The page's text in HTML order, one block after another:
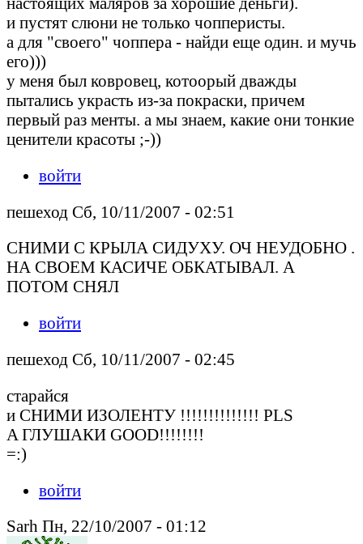
и пустят слюни не только чопперисты.
а для "своего" чоппера - найди еще один. и мучь
его)))
у меня был ковровец, котоорый дважды
пытались украсть из-за покраски, причем
первый раз менты. а мы знаем, какие они тонкие
ценители красоты ;-))
войти
пешеход Сб, 10/11/2007 - 02:51
СНИМИ С КРЫЛА СИДУХУ. ОЧ НЕУДОБНО .
НА СВОЕМ КАСИЧЕ ОБКАТЫВАЛ. А
ПОТОМ СНЯЛ
войти
пешеход Сб, 10/11/2007 - 02:45
старайся
и СНИМИ ИЗОЛЕНТУ !!!!!!!!!!!!!! PLS
A ГЛУШАКИ GOOD!!!!!!!!
=:)
войти
Sarh Пн, 22/10/2007 - 01:12